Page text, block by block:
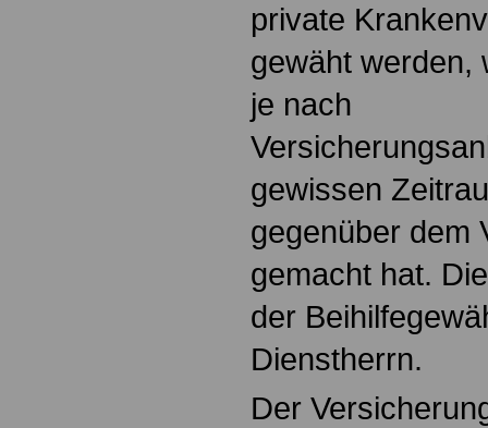
private
gewäht werden,
je nach
gewissen
gegenüber dem
gemacht hat.
der
Dienstherrn.
Der